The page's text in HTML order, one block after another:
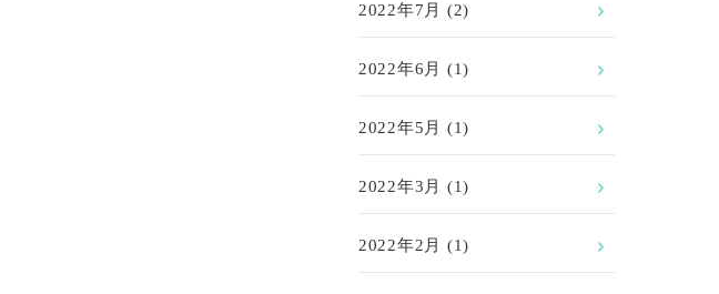
2022年7月 (2)
2022年6月 (1)
2022年5月 (1)
2022年3月 (1)
2022年2月 (1)